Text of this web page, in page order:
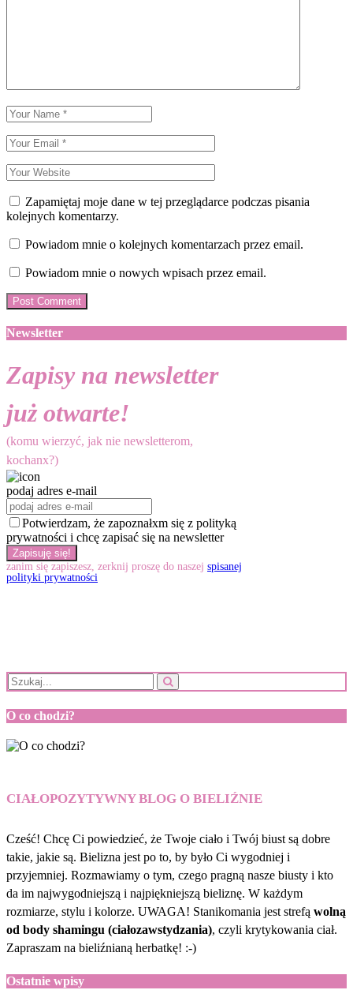
Zapamiętaj moje dane w tej przeglądarce podczas pisania
kolejnych komentarzy.
Powiadom mnie o kolejnych komentarzach przez email.
Powiadom mnie o nowych wpisach przez email.
Newsletter
Zapisy na newsletter
już otwarte!
(komu wierzyć, jak nie newsletterom,
kochanx?)
podaj adres e-mail
Potwierdzam, że zapoznałxm się z polityką
prywatności i chcę zapisać się na newsletter
zanim się zapiszesz, zerknij proszę do naszej spisanej
polityki prywatności
O co chodzi?
CIAŁOPOZYTYWNY BLOG O BIELIŹNIE
Cześć! Chcę Ci powiedzieć, że Twoje ciało i Twój biust są dobre
takie, jakie są. Bielizna jest po to, by było Ci wygodniej i
przyjemniej. Rozmawiamy o tym, czego pragną nasze biusty i kto
da im najwygodniejszą i najpiękniejszą bieliznę. W każdym
rozmiarze, stylu i kolorze. UWAGA! Stanikomania jest strefą wolną
od body shamingu (ciałozawstydzania), czyli krytykowania ciał.
Zapraszam na bieliźnianą herbatkę! :-)
Ostatnie wpisy